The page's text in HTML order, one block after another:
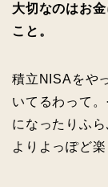
大切なのはお
こと。
積立NISAをや
いてるわって
になったりふ
よりよっぽど